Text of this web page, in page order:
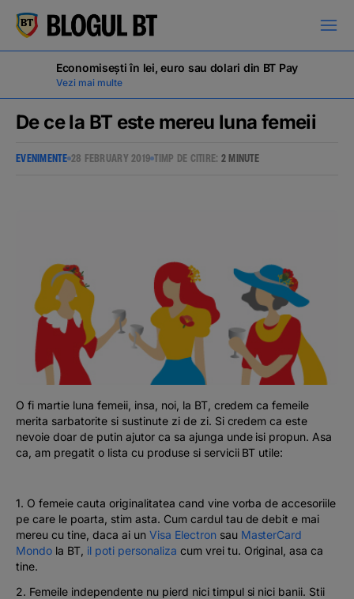
кириллица
BT Pay
Evenimente
Podcast
The MacRO Zone
Pentru antreprenori
Banking, pe relaxare
Economisești în lei, euro sau dolari din BT Pay
Vezi mai multe
De ce la BT este mereu luna femeii
EVENIMENTE 28 FEBRUARY 2019 TIMP DE CITIRE: 2 MINUTE
O fi martie luna femeii, insa, noi, la BT, credem ca femeile
merita sarbatorite si sustinute zi de zi. Si credem ca este
nevoie doar de putin ajutor ca sa ajunga unde isi propun. Asa
ca, am pregatit o lista cu produse si servicii BT utile:
1. O femeie cauta originalitatea cand vine vorba de accesoriile
pe care le poarta, stim asta. Cum cardul tau de debit e mai
mereu cu tine, daca ai un Visa Electron sau MasterCard
Mondola BT, il poti personaliza cum vrei tu. Original, asa ca
tine.
2. Femeile independente nu pierd nici timpul si nici banii. Stii